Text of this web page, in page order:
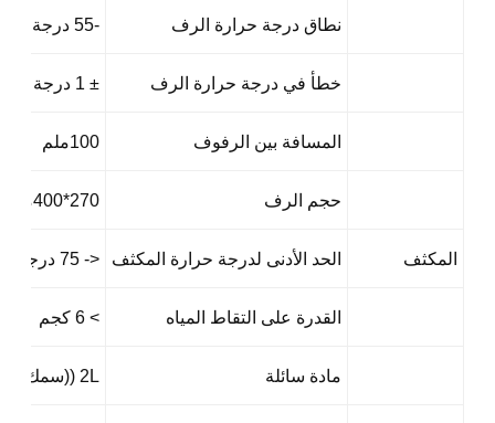
نطاق درجة حرارة الرف -55 درجة مئوية - +70 درجة مئوية ((بدون حمولة)
خطأ في درجة حرارة الرف ± 1 درجة مئوية (في حالة التوازن)
المسافة بين الرفوف 100ملم
حجم الرف 270*400ملم
المكثف الحد الأدنى لدرجة حرارة المكثف <- 75 درجة مئوية (بدون حمولة)
القدرة على التقاط المياه > 6 كجم
مادة سائلة 2L ((سمك المواد 10mm)